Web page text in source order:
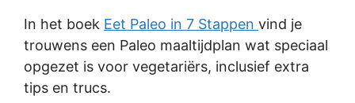
In het boek Eet Paleo in 7 Stappen vind je
trouwens een Paleo maaltijdplan wat speciaal
opgezet is voor vegetariërs, inclusief extra
tips en trucs.